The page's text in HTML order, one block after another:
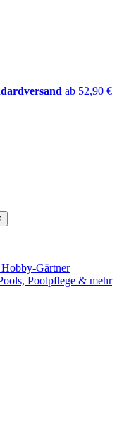
ab 52,90 €
Gärtner
Poolpflege & mehr